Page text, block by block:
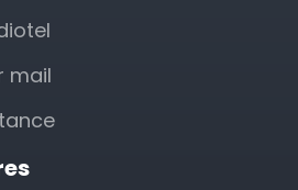
mail